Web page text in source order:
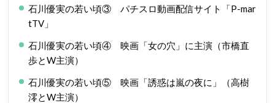
石川優実の若い頃③ パチスロ動画配信サイト「P-mar
tTV」
石川優実の若い頃④ 映画「女の穴」に主演（市橋直
歩とW主演）
石川優実の若い頃⑤ 映画「誘惑は嵐の夜に」（高樹
澪とW主演）